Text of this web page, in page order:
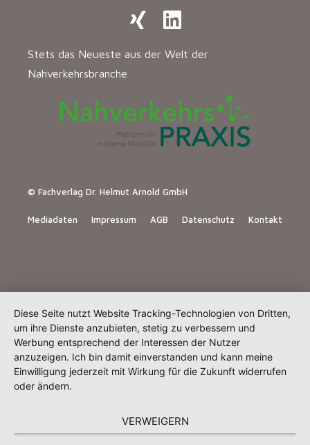
Stets das Neueste aus der Welt der
Nahverkehrsbranche
© Fachverlag Dr. Helmut Arnold GmbH
Mediadaten Impressum AGB Datenschutz Kontakt
Diese Seite nutzt Website Tracking-Technologien von Dritten,
um ihre Dienste anzubieten, stetig zu verbessern und
Werbung entsprechend der Interessen der Nutzer
anzuzeigen. Ich bin damit einverstanden und kann meine
Einwilligung jederzeit mit Wirkung für die Zukunft widerrufen
oder ändern.
VERWEIGERN